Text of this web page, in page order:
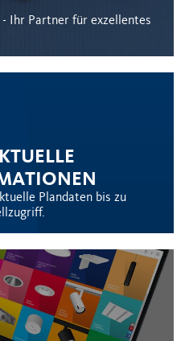
Ihr Partner für exzellentes
Plandaten bis zu